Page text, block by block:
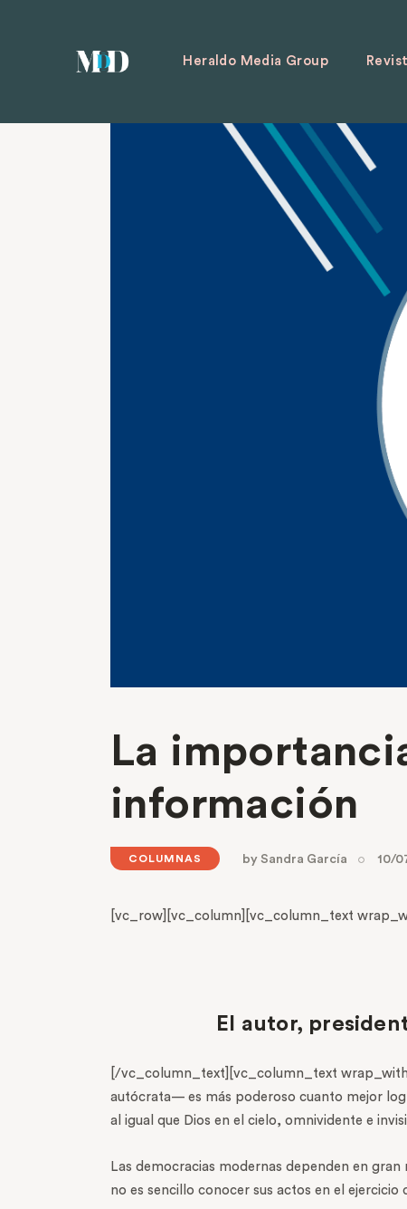
Heraldo Media Group
La
información
COLUMNAS bySandra García 10/
[vc_row][vc_column][vc_column_text
El autor,
[/vc_column_text][vc_column_text
autócrata— es más poderoso cuanto mejor
al igual que Dios en el cielo, omnividente e
Las democracias modernas dependen en
no es sencillo conocer sus actos en el